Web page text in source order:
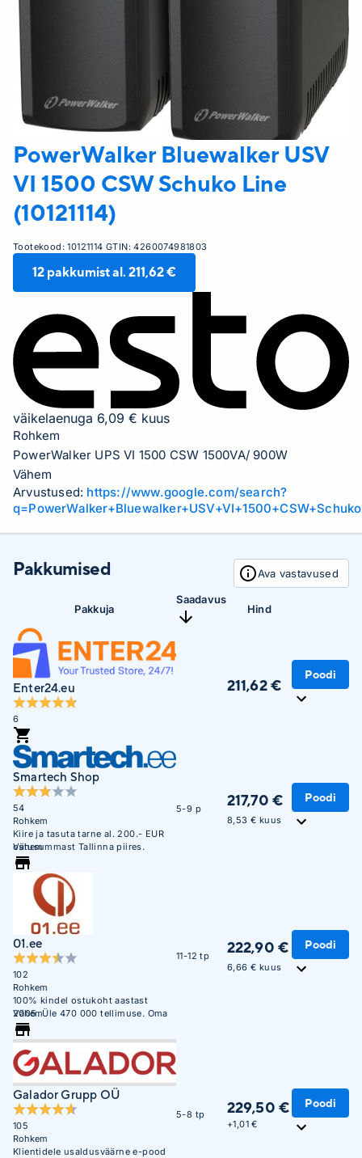
PowerWalker Bluewalker USV
VI 1500 CSW Schuko Line
(10121114)
Tootekood:10121114 GTIN:4260074981803
12 pakkumist al. 211,62 €
väikelaenuga 6,09 € kuus
Rohkem
PowerWalker UPS VI 1500 CSW 1500VA/ 900W
Vähem
Arvustused: https://www.google.com/search?
Pakkumised Ava vastavused
Pakkuja
Saadavus
Hind
Enter24.eu
6
211,62 €
Poodi
Smartech Shop
54
Rohkem
Kiire ja tasuta tarne al. 200.- EUR
ostusummast Tallinna piires.
Vähem
5-9 p 217,70 €
8,53 € kuus
Poodi
01.ee
102
Rohkem
100% kindel ostukoht aastast
2005. Üle 470 000 tellimuse. Oma
ladu 850m2.
Vähem
11-12 tp 222,90 €
6,66 € kuus
Poodi
Galador Grupp OÜ
105
Rohkem
Klientidele usaldusväärne e-pood
5-8 tp 229,50 €
+1,01 €
Poodi